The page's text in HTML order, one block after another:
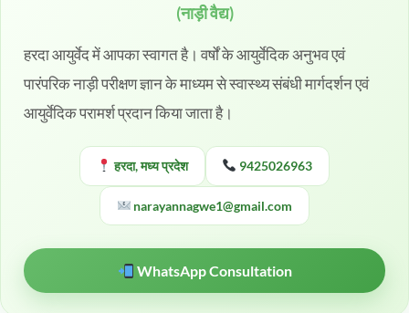
(नाड़ी वैद्य)
हरदा आयुर्वेद में आपका स्वागत है। वर्षों के आयुर्वेदिक अनुभव एवं
पारंपरिक नाड़ी परीक्षण ज्ञान के माध्यम से स्वास्थ्य संबंधी मार्गदर्शन एवं
आयुर्वेदिक परामर्श प्रदान किया जाता है।
हरदा, मध्य प्रदेश 9425026963
narayannagwe1@gmail.com
WhatsApp Consultation